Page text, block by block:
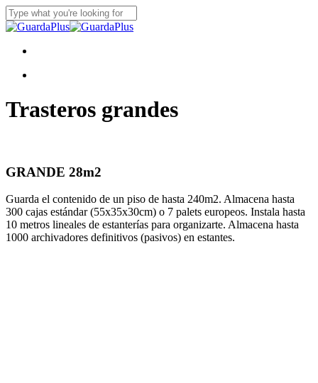
Skip
to
content
Close
Menu
Trasteros grandes
GRANDE 28m2
Guarda el contenido de un piso de hasta 240m2. Almacena hasta
300 cajas estándar (55x35x30cm) o 7 palets europeos. Instala hasta
10 metros lineales de estanterías para organizarte. Almacena hasta
1000 archivadores definitivos (pasivos) en estantes.